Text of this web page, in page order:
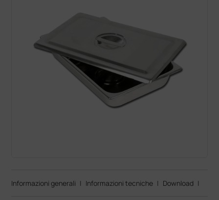
Informazioni generali | Informazioni tecniche | Download |